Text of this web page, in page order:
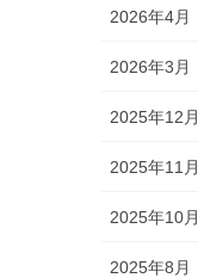
2026年4月
2026年3月
2025年12月
2025年11月
2025年10月
2025年8月